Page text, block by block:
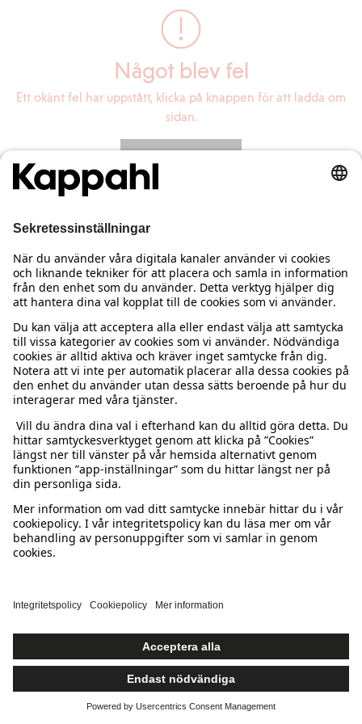
Något blev fel
Ett okänt fel har uppstått, klicka på knappen för att ladda om
sidan.